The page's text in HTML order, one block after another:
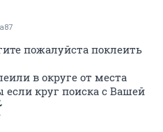
пожалуйста поклеить
в округе от места
если круг поиска с Вашей